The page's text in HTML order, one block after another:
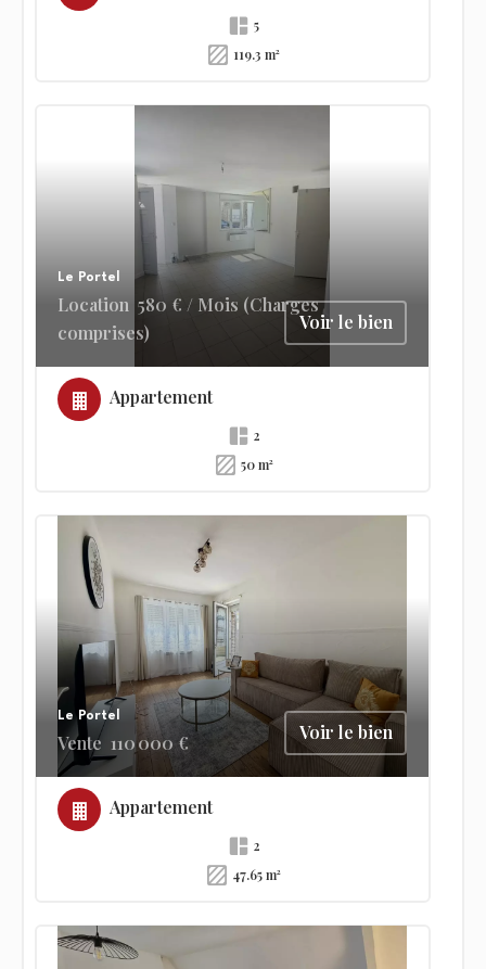
5
119.3 m²
Le Portel
Location 580 € / Mois (Charges
comprises)
Voir le bien
Appartement
2
50 m²
Le Portel
Vente 110 000 € Voir le bien
Appartement
2
47.65 m²